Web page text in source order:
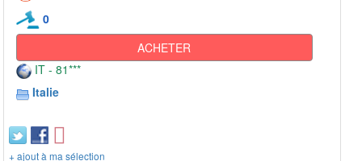
0
ACHETER
IT - 81***
Italie
+ ajout à ma sélection